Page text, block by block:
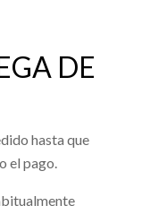
DE
hasta que
el pago.